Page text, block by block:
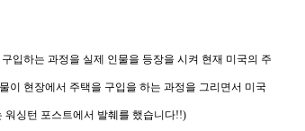
입하는 과정을 실제 인물을 등장을 시켜 현재 미국의 주
이 현장에서 주택을 구입을 하는 과정을 그리면서 미국
워싱턴 포스트에서 발췌를 했습니다!!)